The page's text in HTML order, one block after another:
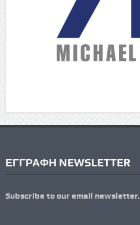
ΕΓΓΡΑΦΗ NEWSLETTER
Subscribe to our email newsletter.